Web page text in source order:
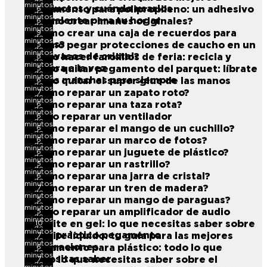
productos y cuándo usarlos
lectura
Pegamento para polipropileno: un adhesivo
polivalente para tu hogar
minutos
de
lectura
¿Cómo crear imanes originales?
6
minutos
de
lectura
¿Cómo crear una caja de recuerdos para
viajes?
6
minutos
de
lectura
¿Cómo pegar protecciones de caucho en un
posavasos de cristal?
9
minutos
de
lectura
Cómo hacer farolillos de feria: recicla y
decora a la vez
5
minutos
de
lectura
Cómo quitar pegamento del parquet: líbrate
de las manchas para siempre
8
minutos
de
lectura
Cómo quitar el super glue de las manos
5
minutos
de
lectura
¿Cómo reparar un zapato roto?
6
minutos
de
lectura
¿Cómo reparar una taza rota?
7
minutos
de
lectura
Cómo reparar un ventilador
6
minutos
de
lectura
¿Cómo reparar el mango de un cuchillo?
6
minutos
de
lectura
¿Cómo reparar un marco de fotos?
6
minutos
de
lectura
¿Cómo reparar un juguete de plástico?
6
minutos
de
lectura
¿Cómo reparar un rastrillo?
6
minutos
de
lectura
¿Cómo reparar una jarra de cristal?
5
minutos
de
lectura
¿Cómo reparar un tren de madera?
6
minutos
de
lectura
¿Cómo reparar un mango de paraguas?
7
minutos
de
lectura
Cómo reparar un amplificador de audio
5
minutos
de
lectura
Loctite en gel: lo que necesitas saber sobre
este práctico pegamento
5
minutos
de
lectura
Loctite líquido: tu guía para las mejores
reparaciones
10
minutos
de
lectura
Pegamento para plástico: todo lo que
necesitas saber
7
minutos
de
lectura
Todo lo que necesitas saber sobre el
6
minutos
de
7